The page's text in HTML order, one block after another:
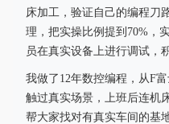
床加工，验证自己的编程刀
理，把实操比例提到70%，
员在真实设备上进行调试，
我做了12年数控编程，从F
触过真实场景，上班后连机
帮大家找对有真实车间的基